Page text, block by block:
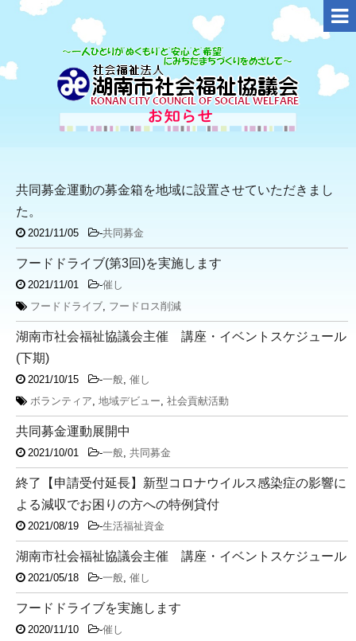
共同募金運動の募金箱を地域に設置させていただきまし
た。
2021/11/05 -共同募金
フードドライブ(第3回)を実施します
2021/11/01 -催し
フードドライブ, フードロス削減
湖南市社会福祉協議会主催 講座・イベントスケジュール
(下期)
2021/10/15 -一般, 催し
ボランティア, 地域デビュー, 社会貢献活動
共同募金運動展開中
2021/10/01 -一般, 共同募金
終了【申請受付延長】新型コロナウイルス感染症の影響に
よる減収でお困りの方への特例貸付
2021/08/19 -生活福祉資金
湖南市社会福祉協議会主催 講座・イベントスケジュール
2021/05/18 -一般, 催し
フードドライブを実施します
2020/11/10 -催し